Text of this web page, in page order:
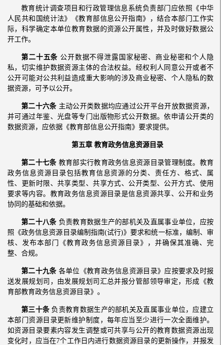
教育统计调查项目和行政管理信息系统负责部门应依照《中华
人民共和国统计法》《教育部信息公开指南》，结合本部门工作实
际，科学确定本单位教育数据的资源公开属性，并及时做好数据公
开工作。
第二十五条 公开数据不得泄露国家秘密、商业秘密和个人隐
私，切实维护数据资源主体的合法权益。经权利人同意公开或者不
公开可能对公共利益造成重大影响的涉及商业秘密、个人隐私的数
据资源，可予以公开。
第二十六条 主动公开类数据均应通过公开平台开放数据资源，
并可通过年鉴、光盘等专门出版物形式公开数据。依申请公开类的
数据资源，应依据《教育部信息公开指南》要求提供。
第五章 教育政务信息资源目录
第二十七条 教育部实行教育政务信息资源目录管理制度。教育
政务信息资源目录包括教育信息资源的分类、责任方、格式、属
性、更新时限、共享类型、共享方式、公开类型、公开方式、使用
要求等内容。教育政务信息资源目录是信息资源共享、公开和业务
协同的基础和依据。
第二十八条 负责教育数据生产的部机关及直属事业单位，应按
照《政务信息资源目录编制指南(试行)》要求和统一标准，编制、审
核、发布本部门《教育政务信息资源目录》，并确保其准确、完
整、合规。
第二十九条 各单位《教育政务信息资源目录》应按要求及时报
送发展规划司，由发展规划司汇总并报分管部领导审定，形成《教
育部教育政务信息资源目录》。
第三十条 负责教育数据生产的部机关及直属事业单位，应建立
本部门资源目录更新维护制度，每年应当至少进行一次全面维护。
如资源目录要素内容发生调整或可共享与公开的教育数据资源出现
变化时，应当在7个工作日内进行数据资源目录的更新操作，并报发